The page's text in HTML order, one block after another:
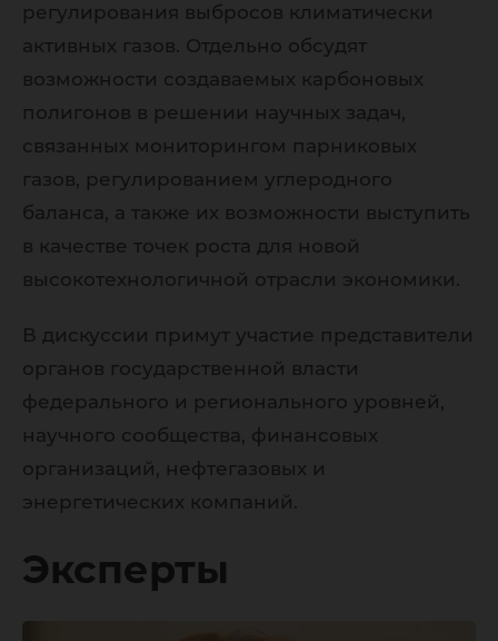
регулирования выбросов климатически
активных газов. Отдельно обсудят
возможности создаваемых карбоновых
полигонов в решении научных задач,
связанных мониторингом парниковых
газов, регулированием углеродного
баланса, а также их возможности выступить
в качестве точек роста для новой
высокотехнологичной отрасли экономики.
В дискуссии примут участие представители
органов государственной власти
федерального и регионального уровней,
научного сообщества, финансовых
организаций, нефтегазовых и
энергетических компаний.
Эксперты